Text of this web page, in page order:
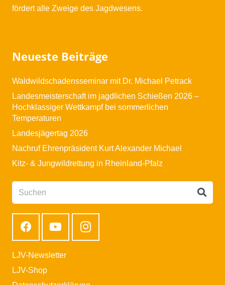
fördert alle Zweige des Jagdwesens.
Neueste Beiträge
Waldwildschadensseminar mit Dr. Michael Petrack
Landesmeisterschaft im jagdlichen Schießen 2026 –
Hochklassiger Wettkampf bei sommerlichen
Temperaturen
Landesjägertag 2026
Nachruf Ehrenpräsident Kurt Alexander Michael
Kitz- & Jungwildrettung in Rheinland-Pfalz
LJV-Newsletter
LJV-Shop